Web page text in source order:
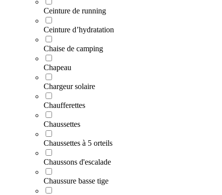
Ceinture de running
Ceinture d’hydratation
Chaise de camping
Chapeau
Chargeur solaire
Chaufferettes
Chaussettes
Chaussettes à 5 orteils
Chaussons d'escalade
Chaussure basse tige